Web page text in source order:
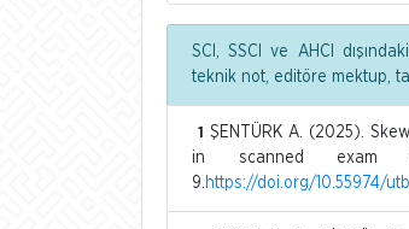
SCI, SSCI ve AHCI
teknik not, editöre mektup,
1
ŞENTÜRK A. (2025).
in scanned exam
9. https://doi.org/10.55974/